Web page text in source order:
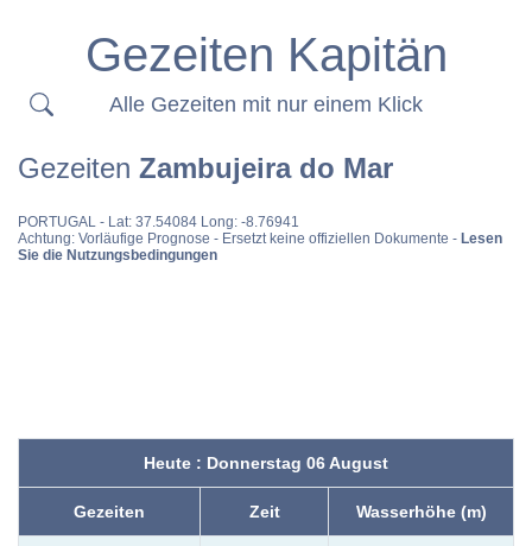
Gezeiten Kapitän
Alle Gezeiten mit nur einem Klick
Gezeiten Zambujeira do Mar
PORTUGAL - Lat: 37.54084 Long: -8.76941
Achtung: Vorläufige Prognose - Ersetzt keine offiziellen Dokumente - Lesen
Sie die Nutzungsbedingungen
Heute : Donnerstag 06 August
Gezeiten Zeit Wasserhöhe (m)